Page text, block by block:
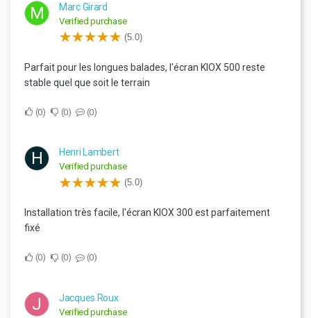
M Marc Girard
Verified purchase
(5.0)
Parfait pour les longues balades, l'écran KIOX 500 reste
stable quel que soit le terrain
0 0 0
H Henri Lambert
Verified purchase
(5.0)
Installation très facile, l'écran KIOX 300 est parfaitement
fixé
0 0 0
J Jacques Roux
Verified purchase